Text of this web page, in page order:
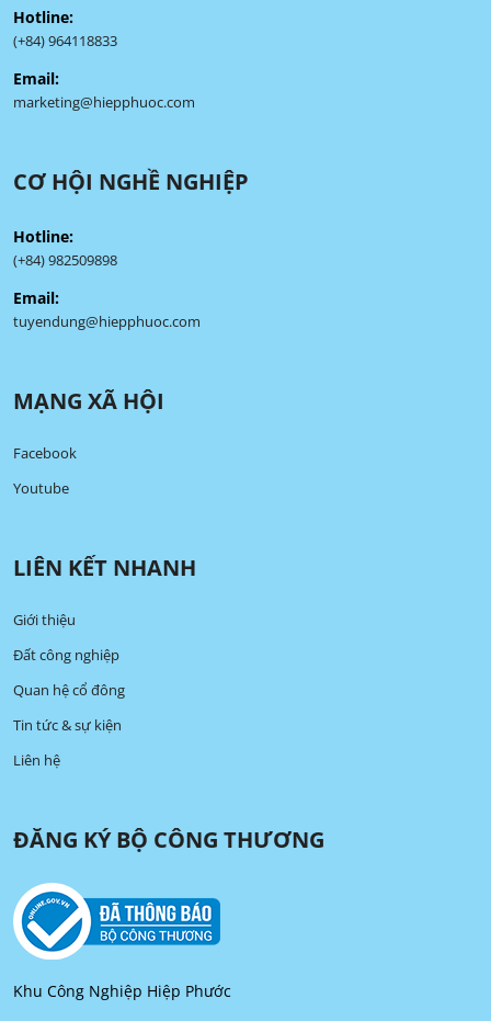
Hotline:
(+84) 964118833
Email:
marketing@hiepphuoc.com
CƠ HỘI NGHỀ NGHIỆP
Hotline:
(+84) 982509898
Email:
tuyendung@hiepphuoc.com
MẠNG XÃ HỘI
Facebook
Youtube
LIÊN KẾT NHANH
Giới thiệu
Đất công nghiệp
Quan hệ cổ đông
Tin tức & sự kiện
Liên hệ
ĐĂNG KÝ BỘ CÔNG THƯƠNG
Khu Công Nghiệp Hiệp Phước